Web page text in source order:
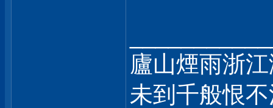
廬山煙雨浙
未到千般恨